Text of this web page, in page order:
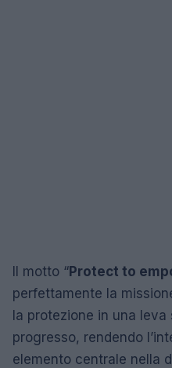
Il motto “Protect to
perfettamente la
la protezione in una
progresso, rendendo
elemento centrale nella